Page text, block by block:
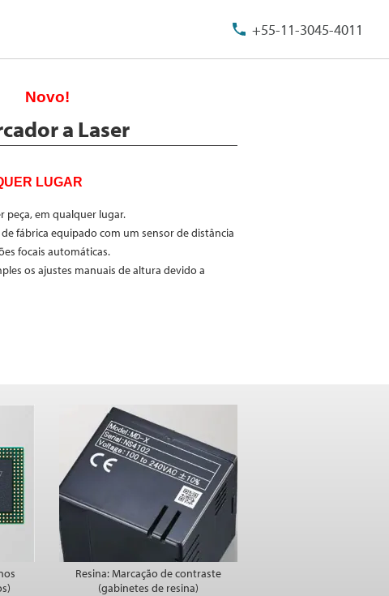
+55-11-3045-4011
Novo!
a Laser
LUGAR
peça, em qualquer lugar.
fábrica equipado com um sensor de distância
focais automáticas.
os ajustes manuais de altura devido a
Resina: Marcação de contraste
(gabinetes de resina)